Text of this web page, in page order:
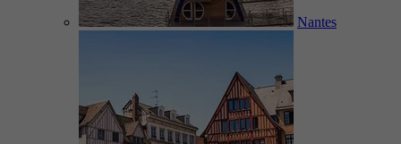
Nantes